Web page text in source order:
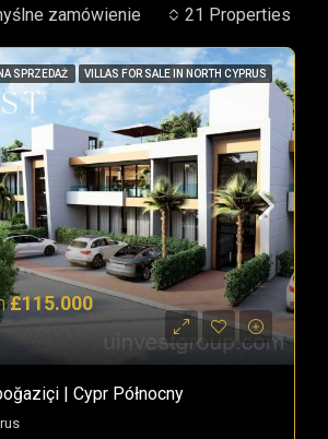
21 Properties
zamówienie
NA SPRZEDAŻ VILLAS FOR SALE IN NORTH CYPRUS
£115.000
| Cypr Północny